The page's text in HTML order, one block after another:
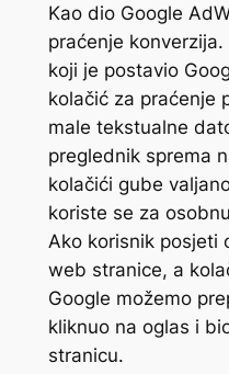
Kao dio Google
praćenje
koji je postavio
kolačić za praćenje
male tekstualne
preglednik sprema
kolačići gube
koriste se za
Ako korisnik posjeti
web stranice, a
Google možemo
kliknuo na oglas i
stranicu.